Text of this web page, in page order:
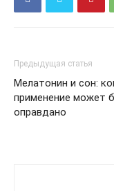
Подписка
Реклама
Предыдущая статья
Мелатонин и сон:
применение может
оправдано